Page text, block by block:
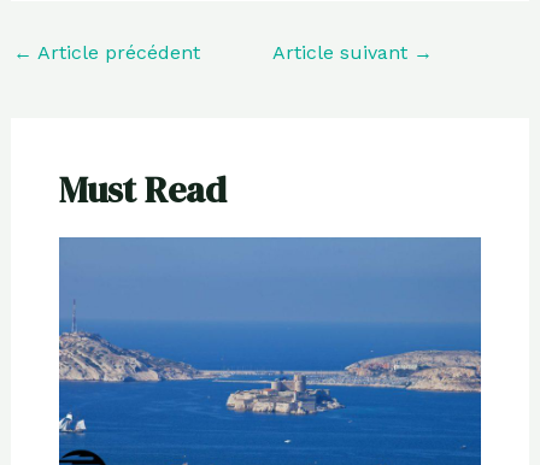
← Article précédent Article suivant →
Must Read